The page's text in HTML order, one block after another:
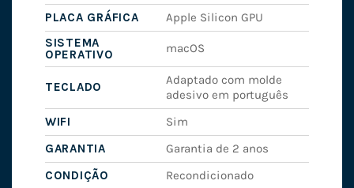
PLACA GRÁFICA
Apple Silicon GPU
SISTEMA
OPERATIVO
macOS
TECLADO
Adaptado com molde
adesivo em português
WIFI
Sim
GARANTIA
Garantia de 2 anos
CONDIÇÃO
Recondicionado